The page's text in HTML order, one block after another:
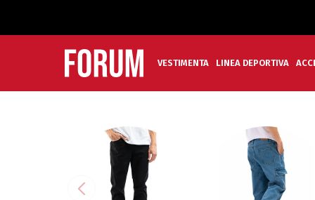
VESTIMENTA LINEA DEPORTIVA